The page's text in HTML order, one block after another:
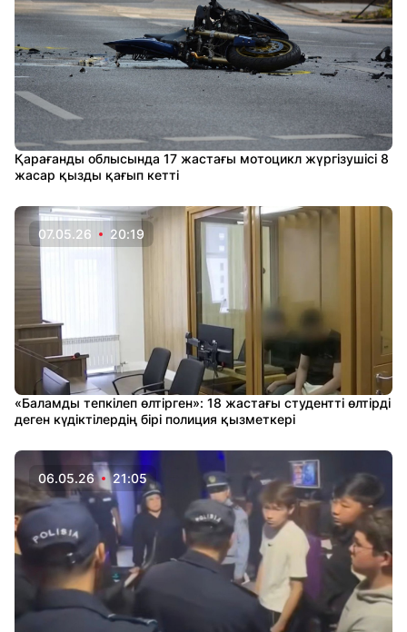
Қарағанды облысында 17 жастағы мотоцикл жүргізушісі 8
жасар қызды қағып кетті
07.05.26 20:19
«Баламды тепкілеп өлтірген»: 18 жастағы студентті өлтірді
деген күдіктілердің бірі полиция қызметкері
06.05.26 21:05